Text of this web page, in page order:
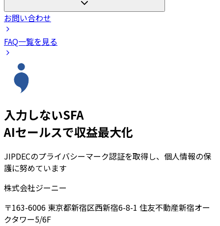
お問い合わせ
FAQ一覧を見る
入力しないSFA
AIセールスで収益最大化
JIPDECのプライバシーマーク認証を取得し、個人情報の保
護に努めています
株式会社ジーニー
〒163-6006 東京都新宿区西新宿6-8-1 住友不動産新宿オー
クタワー5/6F